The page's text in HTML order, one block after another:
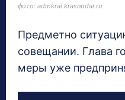
фото: admkrai.krasnodar.ru
Предметно
совещании. Глава
меры уже